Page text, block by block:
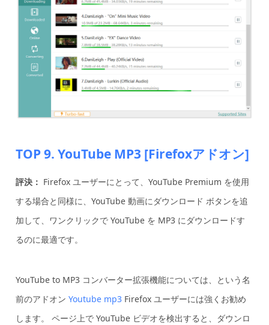
TOP 9. YouTube MP3 [Firefoxアドオン]
評決： Firefox ユーザーにとって、YouTube Premium を使用
する場合と同様に、YouTube 動画にダウンロード ボタンを追
加して、ワンクリックで YouTube を MP3 にダウンロードす
るのに最適です。
YouTube to MP3 コンバーター拡張機能については、という名
前のアドオンYoutube mp3 Firefox ユーザーには強くお勧め
します。 ページ上で YouTube ビデオを検出すると、ダウンロ